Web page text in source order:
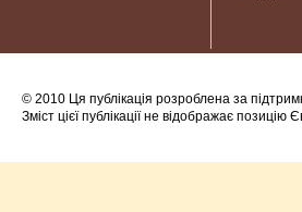
© 2010 Ця публікація розроблена за
Зміст цієї публікації не відображає позицію